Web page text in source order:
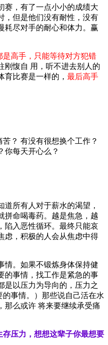
赛，有了一点小小的成绩大
，但是他们没有耐性，没有
耗尽对手的耐心和体力。赢
是高手，只能等待对方犯错
刚愎自 用，听不进去别人的
比赛是一样的， 最后高手
？ 有没有很想换个工作？
你每天开心么？
所有人对于薪水的渴望，
拼命喝毒药。越是焦急，越
陷入恶性循环。最终只能哀
虑，积极的人会从焦虑中得
情。如果不锻炼身体保持健
的事情，找工作是紧急的事
是以压力为导向的，压力之
事情。）那些说自己活在水
那么或许 将来要继续承受痛
存压力，想想这辈子你最想要